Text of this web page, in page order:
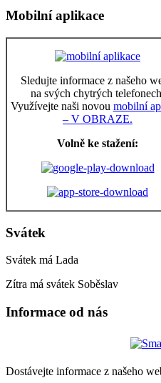
Mobilní aplikace
Sledujte informace z našeho
na svých chytrých
Využívejte naši novou mobilní
– V OBRAZE.
Volně ke stažení:
Svátek
Svátek má Lada
Zítra má svátek Soběslav
Informace od nás
Dostávejte informace z našeho